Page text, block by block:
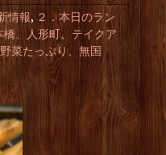
情報, ２．本日のラン
、人形町、テイクア
菜たっぷり、無国